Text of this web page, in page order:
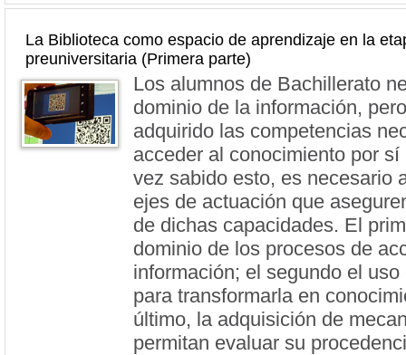
La Biblioteca como espacio de aprendizaje en la
preuniversitaria (Primera parte)
Los alumnos de Bachillerato
dominio de la información,
adquirido las competencias
acceder al conocimiento por
vez sabido esto, es necesario
ejes de actuación que
de dichas capacidades. El
dominio de los procesos de
información; el segundo el
para transformarla en
último, la adquisición de
permitan evaluar su